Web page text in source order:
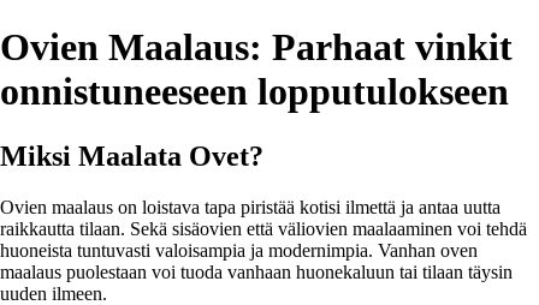
Ovien Maalaus: Parhaat vinkit
onnistuneeseen lopputulokseen
Miksi Maalata Ovet?
Ovien maalaus on loistava tapa piristää kotisi ilmettä ja antaa uutta
raikkautta tilaan. Sekä sisäovien että väliovien maalaaminen voi tehdä
huoneista tuntuvasti valoisampia ja modernimpia. Vanhan oven
maalaus puolestaan voi tuoda vanhaan huonekaluun tai tilaan täysin
uuden ilmeen.